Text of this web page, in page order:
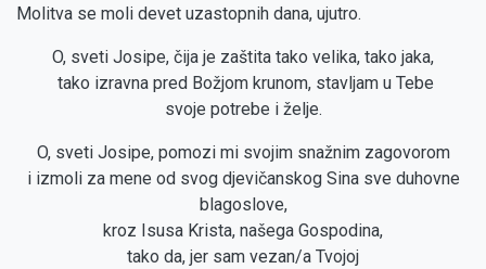
Molitva se moli devet uzastopnih dana, ujutro.
O, sveti Josipe, čija je zaštita tako velika, tako jaka,
tako izravna pred Božjom krunom, stavljam u Tebe
svoje potrebe i želje.
O, sveti Josipe, pomozi mi svojim snažnim zagovorom
i izmoli za mene od svog djevičanskog Sina sve duhovne
blagoslove,
kroz Isusa Krista, našega Gospodina,
tako da, jer sam vezan/a Tvojoj